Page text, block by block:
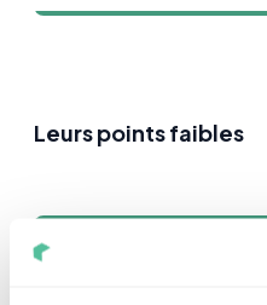
Leurs points faibles